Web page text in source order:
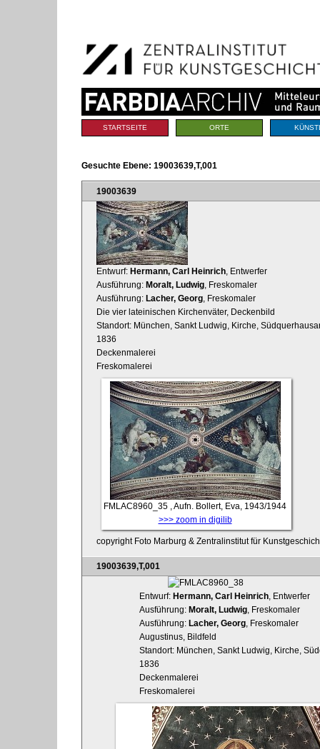
Navigation
Sektionen
STARTSEITE ORTE
Gesuchte Ebene: 19003639,T,001
19003639
Entwurf: Hermann, Carl Heinrich , Entwerfer
Ausführung: Moralt, Ludwig , Freskomaler
Ausführung: Lacher, Georg , Freskomaler
Die vier lateinischen Kirchenväter, Deckenbild
Standort: München, Sankt Ludwig, Kirche,
1836
Deckenmalerei
Freskomalerei
FMLAC8960_35 , Aufn. Bollert, Eva, 1943/1944
>>> zoom in digilib
copyright Foto Marburg & Zentralinstitut für
19003639,T,001
Entwurf: Hermann, Carl Heinrich, Entwerfer
Ausführung: Moralt, Ludwig, Freskomaler
Ausführung: Lacher, Georg, Freskomaler
Augustinus, Bildfeld
Standort: München, Sankt Ludwig, Kirche,
1836
Deckenmalerei
Freskomalerei